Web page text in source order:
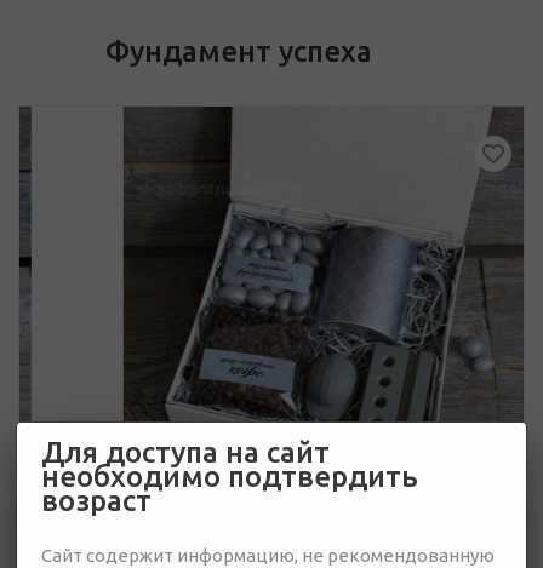
Фундамент успеха
Для доступа на сайт
необходимо подтвердить
возраст
Сайт содержит информацию, не рекомендованную